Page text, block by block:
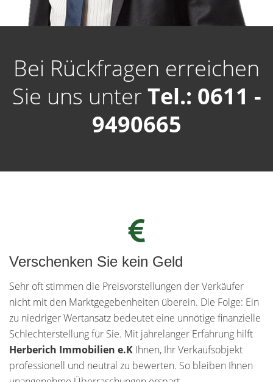
Bei Rückfragen erreichen
Sie uns unterTel.: 0611 -
9490665
Verschenken Sie kein Geld
Sehr oft stimmen die Preisvorstellungen der Verkäufer
nicht mit den Marktgegebenheiten überein. Die Folge: Ein
zu niedriger Wertansatz bedeutet eine unnötige finanzielle
Schlechterstellung für Sie. Mit jahrelanger Erfahrung hilft
Herberich Immobilien e.K Ihnen, Ihr Verkaufsobjekt
professionell und neutral zu bewerten. So bleiben Ihnen